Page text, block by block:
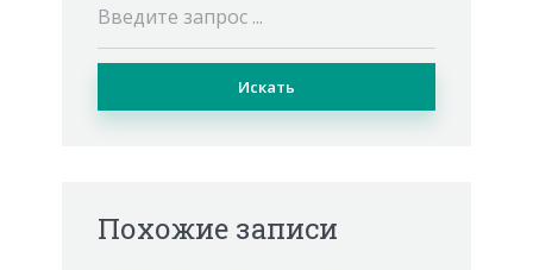
Искать
Похожие записи